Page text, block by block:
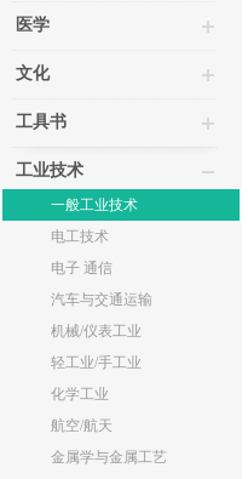
医学
文化
工具书
工业技术
一般工业技术
电工技术
电子 通信
汽车与交通运输
机械/仪表工业
轻工业/手工业
化学工业
航空/航天
金属学与金属工艺